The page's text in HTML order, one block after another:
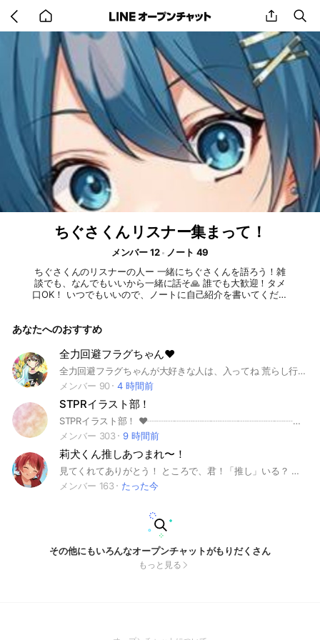
back
to
home
share
ちぐさくんリスナー集まって！
メンバー 12
ノート 49
ちぐさくんのリスナーの人ー 一緒にちぐさくんを語ろう！雑
談でも、なんでもいいから一緒に話そ🙏 誰でも大歓迎！タメ
口OK！ いつでもいいので、ノートに自己紹介を書いてくださ
あなたへのおすすめ
全力回避フラグちゃん❤️
全力回避フラグちゃんが大好きな人は、入ってね 荒らし行為、喧嘩、悪口は絶対ダメ、個人情報もダメ！雑談もしていいよー、アイコンはなんでもいいよー ノート確認よろしく！
メンバー 90
4 時間前
STPRイラスト部！
STPRイラスト部！ ❤︎︎︎︎┈┈┈┈┈┈┈┈┈┈┈┈┈┈┈┈┈┈┈❤︎ こんにちは！管理人のこむぎです！ (今は事情があって管理人さん不在なので別の方がやっております!) ここでは、みんなでイラストを見せあったり、アドバイス等をし合って楽しむ場です！✏️ 雑談、歌枠などたくさんのライブトークを行っています！✨ タメ口大歓迎⭕ みんなノリいい️⭕️ イラスト見る専️も⭕️ 本当にみんなノリがいいので、入って楽しくないこと絶対無い！！！ 「通知が多いな」と感じた方は、通知回避部屋でも大丈夫👌🏻‎ 大事なノートはしっかり読んで、把握すること👍🏻 サブオプに入る前に、本オプに入ってね♪ そこの君も是非入ってみてね🍀.* ❤︎︎︎︎┈┈┈┈┈┈┈┈┈┈┈┈┈┈┈┈┈┈┈❤︎ 🎉〜歴史〜🎉 2025/5/4 開設 2025/6/2 50人達成 2025/6/19 100人達成 2025/7/4 150人達成 2025/7/17 200人達成 2025/7/26 250人達成 2025/8/29 300人達成 #STPR #すとぷり #Knight X #AMPTAK×COLORS #めておら #すにすて
メンバー 303
9 時間前
莉犬くん推しあつまれ〜！
見てくれてありがとう！ ところで、君！「推し」いる？ いてもいなくてもこのオープンチャットに入ったら、すとぷりのこと、STPRのこといっぱいアドバイスとか？もらって知っちゃおう！ 莉犬くんの事いっぱい語ろーね！ 注意⚠ 嫌だなと思ったら即抜けOK◯ でも抜ける前に一言言ってから抜けないとだめ！🙅 初期アイコンで入ってくるのもだめだよ😉 莉犬くんのこと以外にもいろいろ喋るよ! 下ネタ、暴言不快な言葉絶対なし！煽り無しで！ あとあと!!楽しめそうだったら! 約束守れたら入ってね！ お願いします♪ #莉犬くん#すとぷり#STPR#雑談
メンバー 163
たった今
その他にもいろんなオープンチャットがもりだくさん
もっと見る